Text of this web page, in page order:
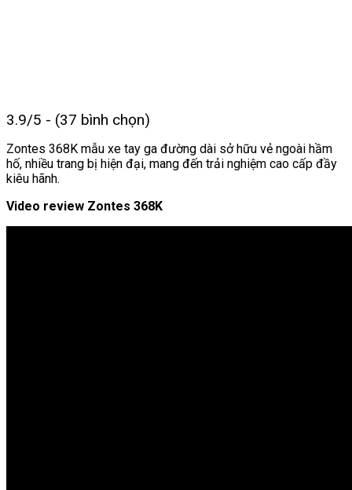
3.9/5 - (37 bình chọn)
Zontes 368K mẫu xe tay ga đường dài sở hữu vẻ ngoài hầm
hố, nhiều trang bị hiện đại, mang đến trải nghiệm cao cấp đầy
kiêu hãnh.
Video review Zontes 368K